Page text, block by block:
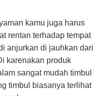
kamu juga harus
rentan terhadap tempat
anjurkan di jauhkan dari
karenakan produk
sangat mudah timbul
timbul biasanya terlihat